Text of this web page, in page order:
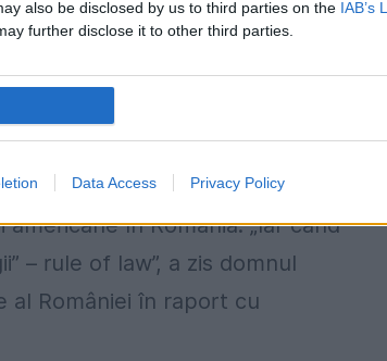
also be disclosed by us to third parties on the IAB’s
further disclose it to other third parties.
Data Access Privacy Policy
acolo, de la fața locului, simțiți
rolul de „liant” al
invitat să ne implicăm activ în
în România. „Iar când
– rule of law”, a zis domnul
al României în raport cu